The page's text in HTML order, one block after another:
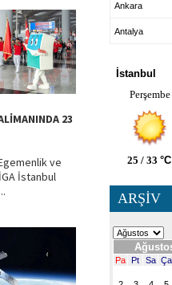
23
ve
İstanbul
Ankara
Antalya
İstanbul
Perşembe
25 / 33 °C
ARŞİV